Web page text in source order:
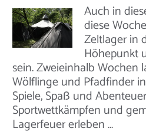
Auch in
diese
Zeltlager in
Höhepunkt
sein. Zweieinhalb Wochen
Wölflinge und Pfadfinder
Spiele, Spaß und
Sportwettkämpfen und
Lagerfeuer erleben …